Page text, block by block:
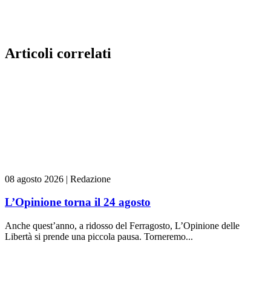
Articoli correlati
08 agosto 2026 | Redazione
L’Opinione torna il 24 agosto
Anche quest’anno, a ridosso del Ferragosto, L’Opinione delle
Libertà si prende una piccola pausa. Torneremo...